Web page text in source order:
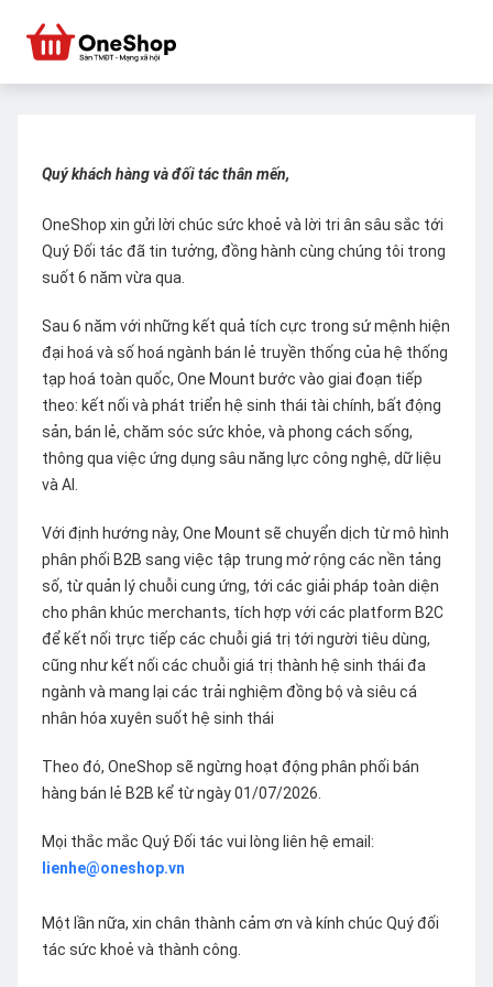
Quý khách hàng và đối tác thân mến,
OneShop xin gửi lời chúc sức khoẻ và lời tri ân sâu sắc tới
Quý Đối tác đã tin tưởng, đồng hành cùng chúng tôi trong
suốt 6 năm vừa qua.
Sau 6 năm với những kết quả tích cực trong sứ mệnh hiện
đại hoá và số hoá ngành bán lẻ truyền thống của hệ thống
tạp hoá toàn quốc, One Mount bước vào giai đoạn tiếp
theo: kết nối và phát triển hệ sinh thái tài chính, bất động
sản, bán lẻ, chăm sóc sức khỏe, và phong cách sống,
thông qua việc ứng dụng sâu năng lực công nghệ, dữ liệu
và AI.
Với định hướng này, One Mount sẽ chuyển dịch từ mô hình
phân phối B2B sang việc tập trung mở rộng các nền tảng
số, từ quản lý chuỗi cung ứng, tới các giải pháp toàn diện
cho phân khúc merchants, tích hợp với các platform B2C
để kết nối trực tiếp các chuỗi giá trị tới người tiêu dùng,
cũng như kết nối các chuỗi giá trị thành hệ sinh thái đa
ngành và mang lại các trải nghiệm đồng bộ và siêu cá
nhân hóa xuyên suốt hệ sinh thái
Theo đó, OneShop sẽ ngừng hoạt động phân phối bán
hàng bán lẻ B2B kể từ ngày 01/07/2026.
Mọi thắc mắc Quý Đối tác vui lòng liên hệ email:
lienhe@oneshop.vn
Một lần nữa, xin chân thành cảm ơn và kính chúc Quý đối
tác sức khoẻ và thành công.